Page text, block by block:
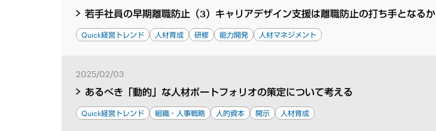
若手社員の早期離職防止（3）キャリアデザイン支援は離職防止の打ち手となるか
Quick経営トレンド 人材育成 研修 能力開発 人材マネジメント
2025/02/03
あるべき「動的」な人材ポートフォリオの策定について考える
Quick経営トレンド 組織・人事戦略 人的資本 開示 人材育成